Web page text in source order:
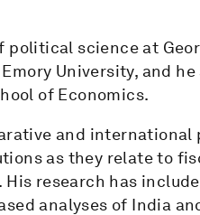
political science at
University, and
of Economics.
and international
as they relate to
research has
analyses of India